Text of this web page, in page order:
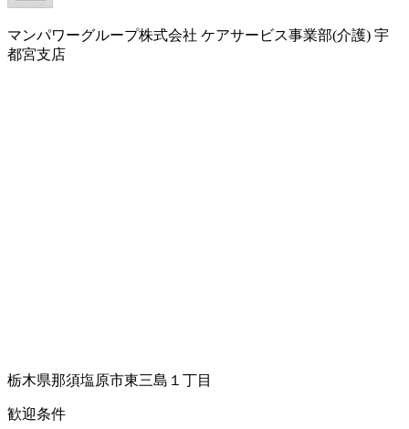
マンパワーグループ株式会社 ケアサービス事業部(介護) 宇
都宮支店
栃木県那須塩原市東三島１丁目
歓迎条件